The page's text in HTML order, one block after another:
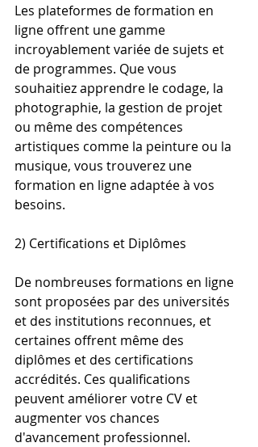
Les plateformes de formation en
ligne offrent une gamme
incroyablement variée de sujets et
de programmes. Que vous
souhaitiez apprendre le codage, la
photographie, la gestion de projet
ou même des compétences
artistiques comme la peinture ou la
musique, vous trouverez une
formation en ligne adaptée à vos
besoins.
2) Certifications et Diplômes
De nombreuses formations en ligne
sont proposées par des universités
et des institutions reconnues, et
certaines offrent même des
diplômes et des certifications
accrédités. Ces qualifications
peuvent améliorer votre CV et
augmenter vos chances
d'avancement professionnel.